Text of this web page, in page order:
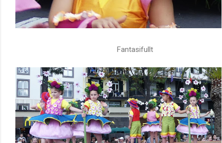
Fantasifullt